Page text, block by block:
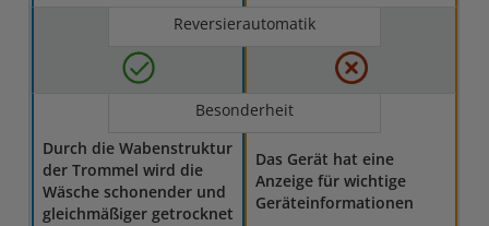
Reversierautomatik
Besonderheit
Durch die Wabenstruktur
der Trommel wird die
Wäsche schonender und
gleichmäßiger getrocknet
Das Gerät hat eine
Anzeige für wichtige
Geräteinformationen